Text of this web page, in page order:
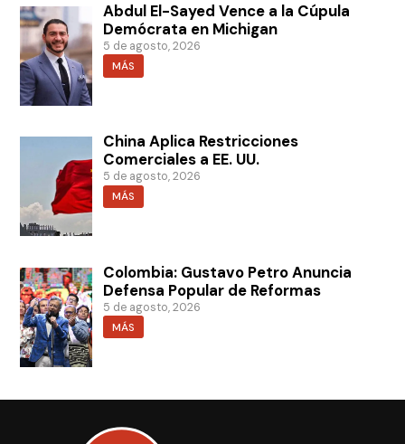
Abdul El-Sayed Vence a la Cúpula
Demócrata en Michigan
5 de agosto, 2026
MÁS
China Aplica Restricciones
Comerciales a EE. UU.
5 de agosto, 2026
MÁS
Colombia: Gustavo Petro Anuncia
Defensa Popular de Reformas
5 de agosto, 2026
MÁS